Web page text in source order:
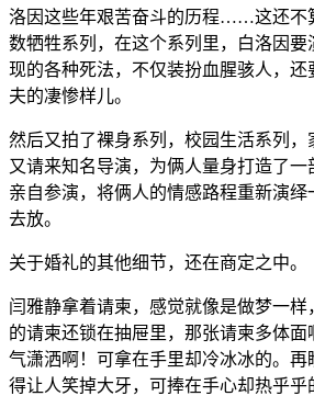
洛因这些年艰苦奋斗的历程……这还不
数牺牲系列，在这个系列里，白洛因要
现的各种死法，不仅装扮血腥骇人，
夫的凄惨样儿。
然后又拍了裸身系列，校园生活系列
又请来知名导演，为俩人量身打造了一
亲自参演，将俩人的情感路程重新演绎
去放。
关于婚礼的其他细节，还在商定之中。
闫雅静拿着请柬，感觉就像是做梦一
的请柬还锁在抽屉里，那张请柬多体
气潇洒啊！可拿在手里却冷冰冰的。
得让人笑掉大牙，可捧在手心却热乎乎